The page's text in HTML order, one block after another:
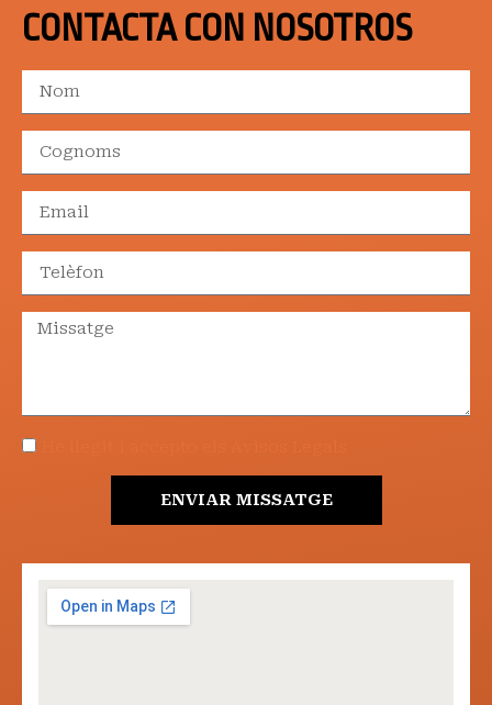
CONTACTA CON NOSOTROS
ENVIAR MISSATGE